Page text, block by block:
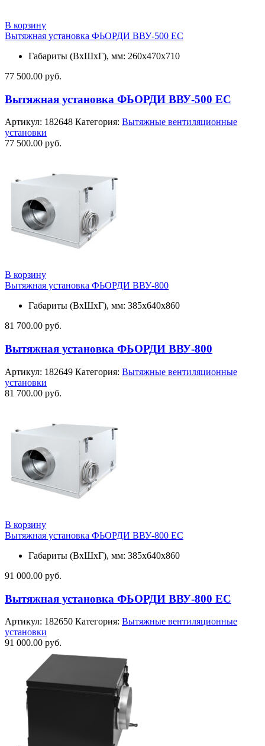
В корзину
Вытяжная установка ФЬОРДИ ВВУ-500 ЕС
Габариты (ВхШхГ), мм: 260x470x710
77 500.00 руб.
Вытяжная установка ФЬОРДИ ВВУ-500 ЕС
Артикул: 182648 Категория: Вытяжные вентиляционные
установки
77 500.00 руб.
В корзину
Вытяжная установка ФЬОРДИ ВВУ-800
Габариты (ВхШхГ), мм: 385х640х860
81 700.00 руб.
Вытяжная установка ФЬОРДИ ВВУ-800
Артикул: 182649 Категория: Вытяжные вентиляционные
установки
81 700.00 руб.
В корзину
Вытяжная установка ФЬОРДИ ВВУ-800 ЕС
Габариты (ВхШхГ), мм: 385х640х860
91 000.00 руб.
Вытяжная установка ФЬОРДИ ВВУ-800 ЕС
Артикул: 182650 Категория: Вытяжные вентиляционные
установки
91 000.00 руб.